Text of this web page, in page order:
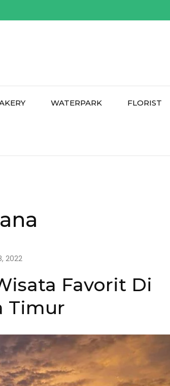
WATERPARK FLORIST
2022
Favorit Di
Timur